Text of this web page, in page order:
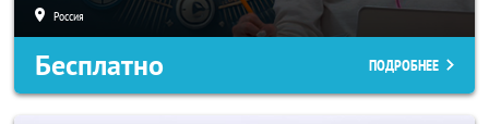
Россия
Бесплатно ПОДРОБНЕЕ